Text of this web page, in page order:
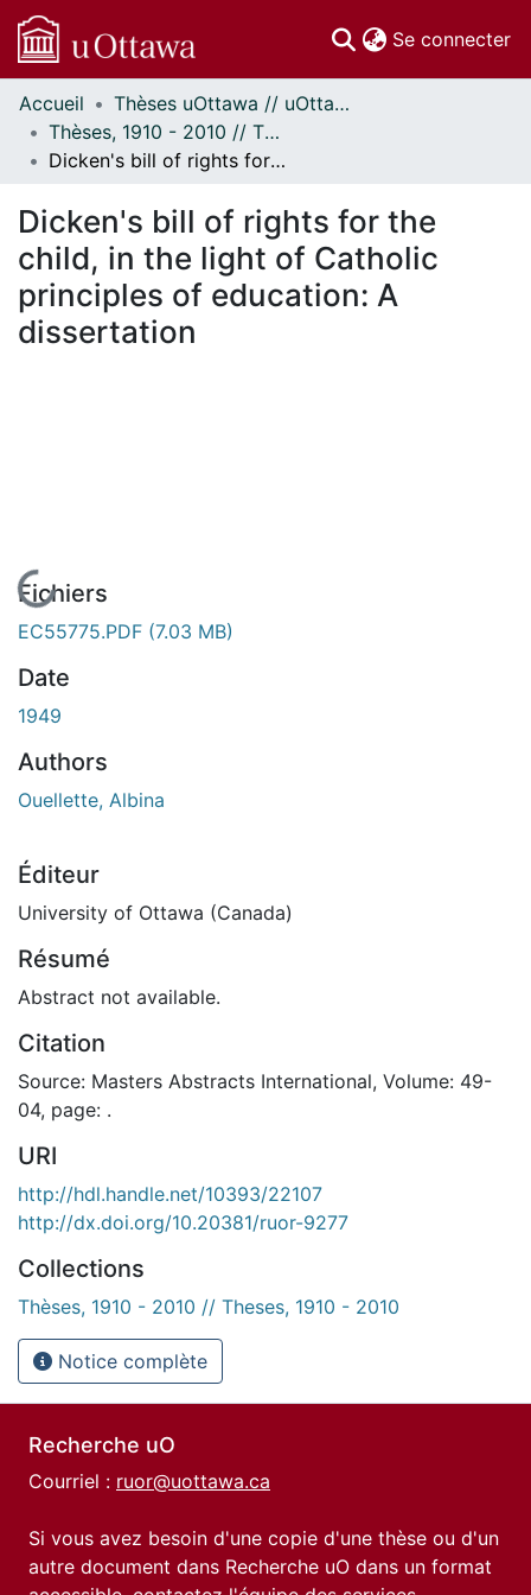
Se connecter
Communautés
et collections
Parcourir
À propos
Accueil
Thèses uOttawa // uOttawa Theses
Thèses, 1910 - 2010 // Theses, 1910 - 2010
Dicken's bill of rights for the child, in the light of Catholic principles of education: A dissertation
Dicken's bill of rights for the
child, in the light of Catholic
principles of education: A
dissertation
En cours de chargement...
Fichiers
EC55775.PDF (7.03 MB)
Date
1949
Authors
Ouellette, Albina
Éditeur
University of Ottawa (Canada)
Résumé
Abstract not available.
Citation
Source: Masters Abstracts International, Volume: 49-
04, page: .
URI
http://hdl.handle.net/10393/22107
http://dx.doi.org/10.20381/ruor-9277
Collections
Thèses, 1910 - 2010 // Theses, 1910 - 2010
Notice complète
Recherche uO
Courriel : ruor@uottawa.ca
Si vous avez besoin d'une copie d'une thèse ou d'un
autre document dans Recherche uO dans un format